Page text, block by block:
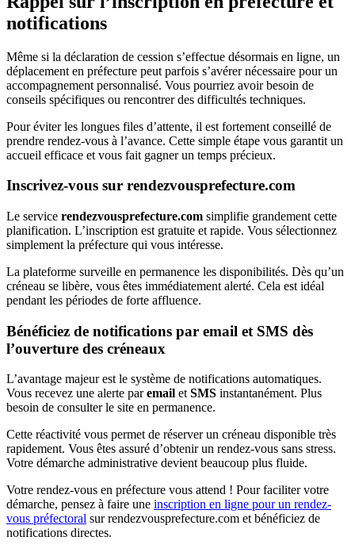
notifications
Même si la déclaration de cession s’effectue désormais en ligne, un
déplacement en préfecture peut parfois s’avérer nécessaire pour un
accompagnement personnalisé. Vous pourriez avoir besoin de
conseils spécifiques ou rencontrer des difficultés techniques.
Pour éviter les longues files d’attente, il est fortement conseillé de
prendre rendez-vous à l’avance. Cette simple étape vous garantit un
accueil efficace et vous fait gagner un temps précieux.
Inscrivez-vous sur rendezvousprefecture.com
Le service rendezvousprefecture.com simplifie grandement cette
planification. L’inscription est gratuite et rapide. Vous sélectionnez
simplement la préfecture qui vous intéresse.
La plateforme surveille en permanence les disponibilités. Dès qu’un
créneau se libère, vous êtes immédiatement alerté. Cela est idéal
pendant les périodes de forte affluence.
Bénéficiez de notifications par email et SMS dès
l’ouverture des créneaux
L’avantage majeur est le système de notifications automatiques.
Vous recevez une alerte paremail et SMS instantanément. Plus
besoin de consulter le site en permanence.
Cette réactivité vous permet de réserver un créneau disponible très
rapidement. Vous êtes assuré d’obtenir un rendez-vous sans stress.
Votre démarche administrative devient beaucoup plus fluide.
Votre rendez-vous en préfecture vous attend ! Pour faciliter votre
démarche, pensez à faire une inscription en ligne pour un rendez-
vous préfectoral sur rendezvousprefecture.com et bénéficiez de
notifications directes.